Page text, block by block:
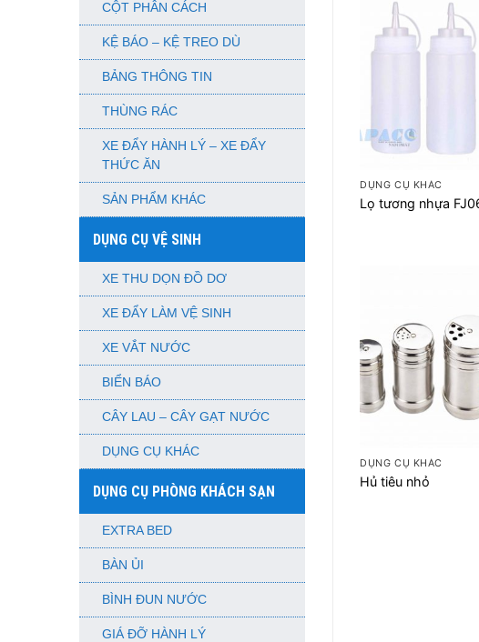
CỘT PHÂN CÁCH
KỆ BÁO – KỆ TREO DÙ
BẢNG THÔNG TIN
THÙNG RÁC
XE ĐẨY HÀNH LÝ – XE ĐẨY
THỨC ĂN
SẢN PHẨM KHÁC
DỤNG CỤ VỆ SINH
XE THU DỌN ĐỒ DƠ
XE ĐẨY LÀM VỆ SINH
XE VẮT NƯỚC
BIỂN BÁO
CÂY LAU – CÂY GẠT NƯỚC
DỤNG CỤ KHÁC
DỤNG CỤ PHÒNG KHÁCH SẠN
EXTRA BED
BÀN ỦI
BÌNH ĐUN NƯỚC
GIÁ ĐỠ HÀNH LÝ
+
DỤNG CỤ KHÁC
Lọ tương nhựa
DỤNG CỤ KHÁC
Hủ tiêu nhỏ